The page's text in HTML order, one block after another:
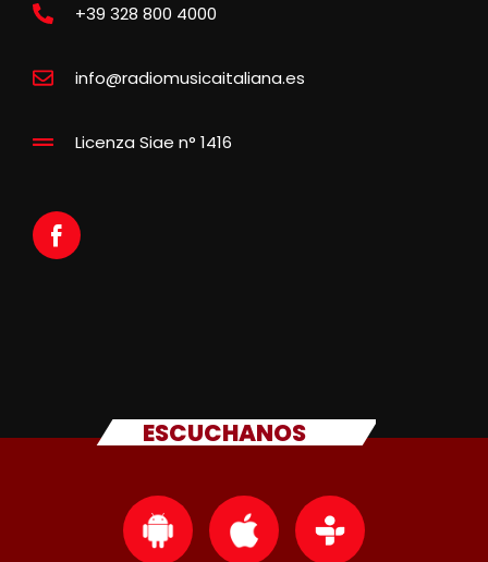
+39 328 800 4000
info@radiomusicaitaliana.es
Licenza Siae n° 1416
ESCUCHANOS